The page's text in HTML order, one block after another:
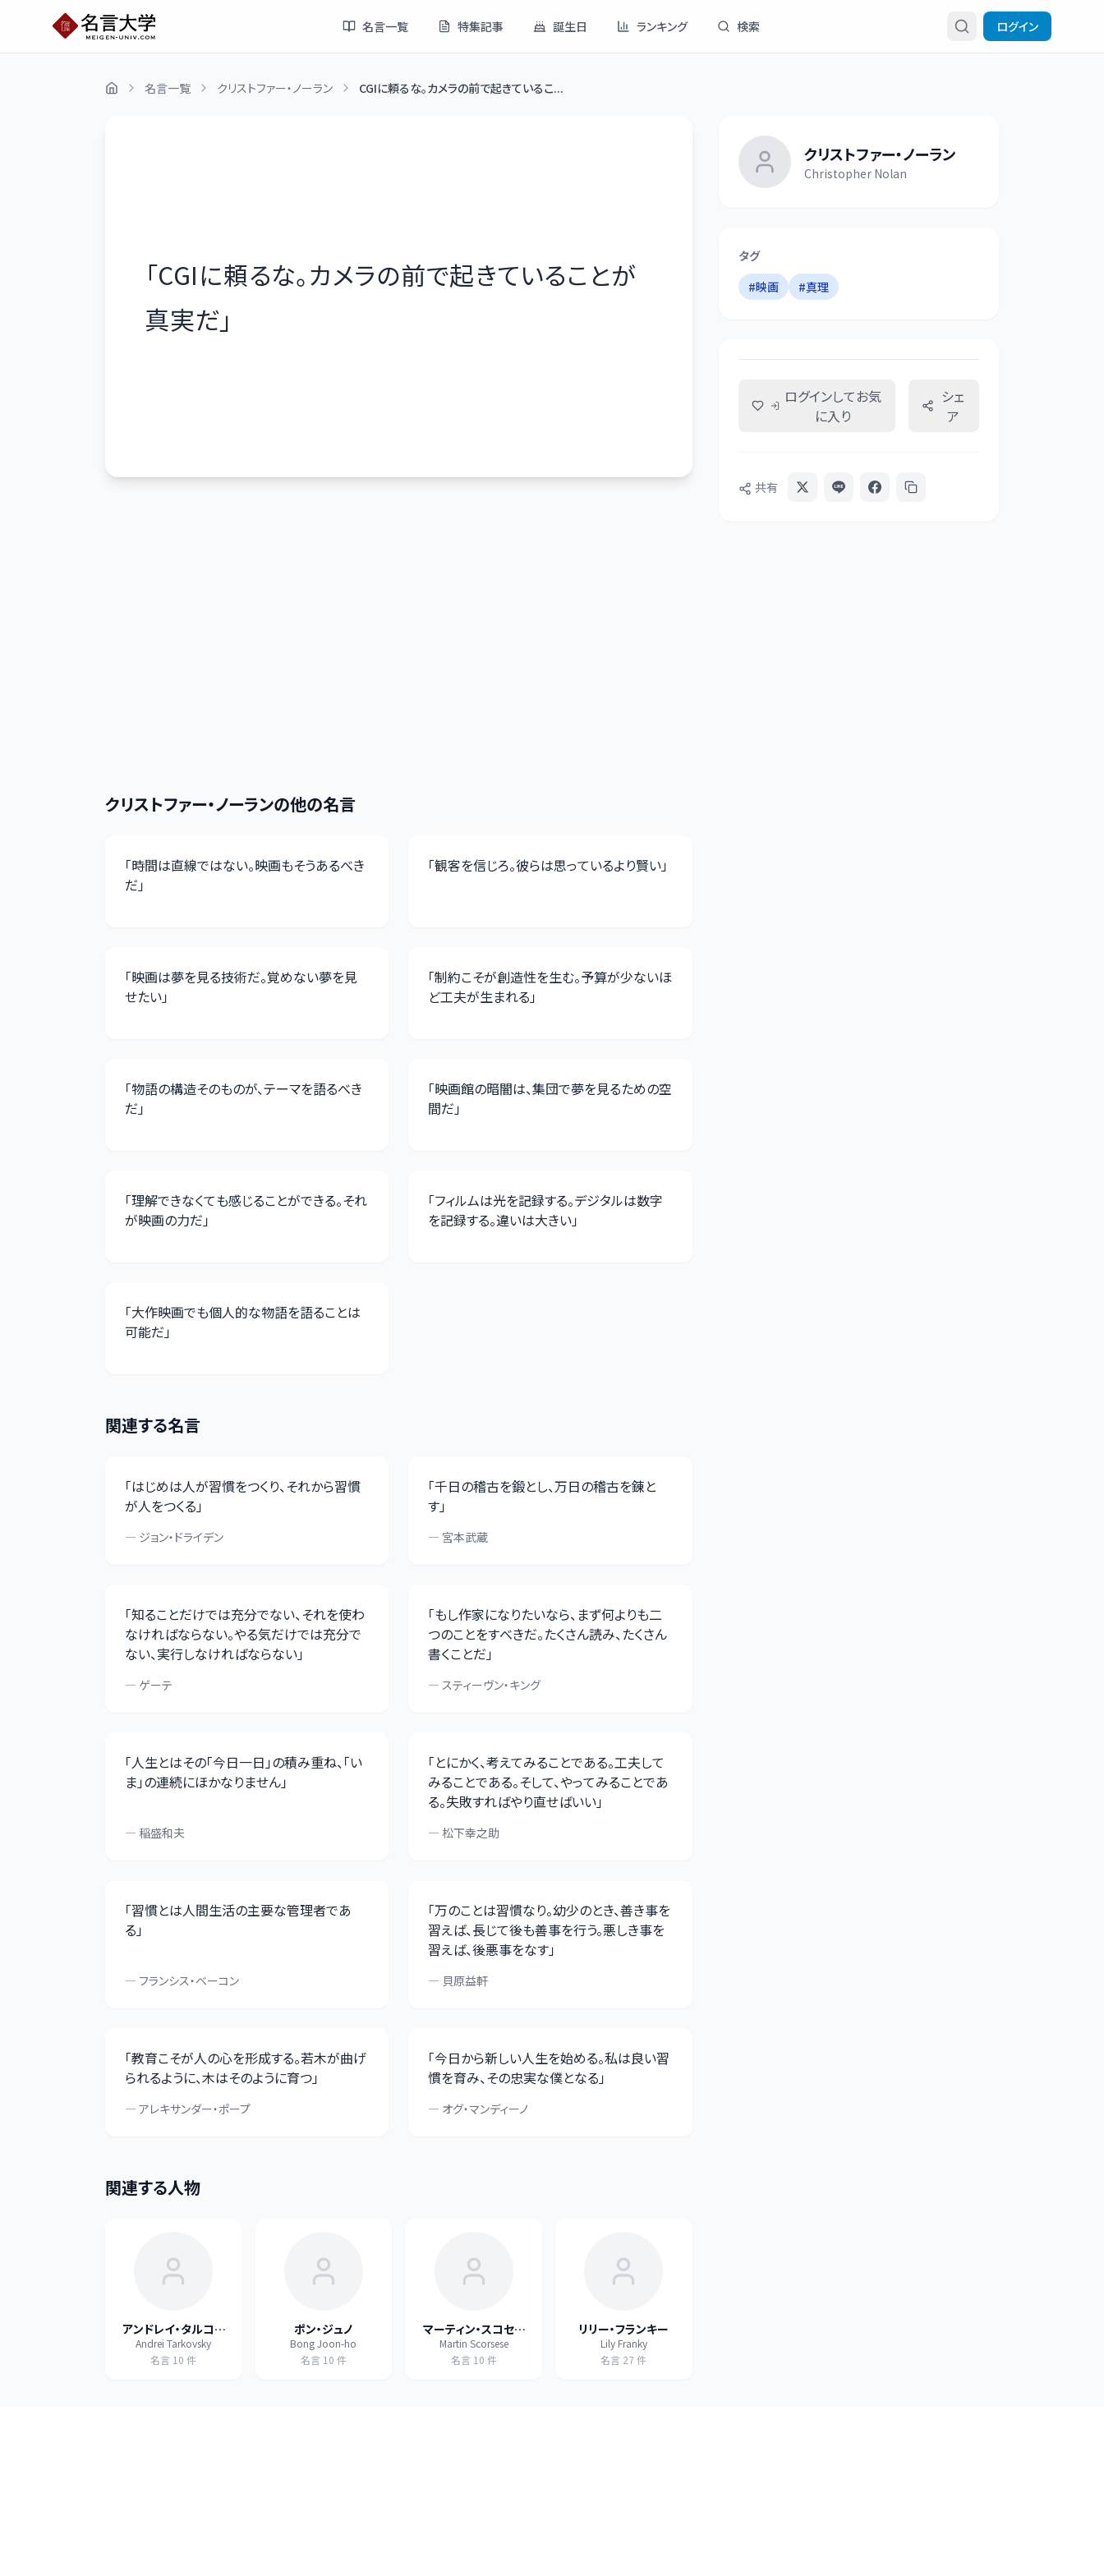
名言一覧 特集記事 誕生日 ランキング 検索 ログイン
名言一覧 クリストファー・ノーラン CGIに頼るな。カメラの前で起きているこ...
「CGIに頼るな。カメラの前で起きていることが
真実だ」
クリストファー・ノーラン
Christopher Nolan
タグ
#映画 #真理
ログインしてお気
に入り
シェ
ア
共有
クリストファー・ノーランの他の名言
「時間は直線ではない。映画もそうあるべき
だ」
「観客を信じろ。彼らは思っているより賢い」
「映画は夢を見る技術だ。覚めない夢を見
せたい」
「制約こそが創造性を生む。予算が少ないほ
ど工夫が生まれる」
「物語の構造そのものが、テーマを語るべき
だ」
「映画館の暗闇は、集団で夢を見るための空
間だ」
「理解できなくても感じることができる。それ
が映画の力だ」
「フィルムは光を記録する。デジタルは数字
を記録する。違いは大きい」
「大作映画でも個人的な物語を語ることは
可能だ」
関連する名言
「はじめは人が習慣をつくり、それから習慣
が人をつくる」
— ジョン・ドライデン
「千日の稽古を鍛とし、万日の稽古を錬と
す」
— 宮本武蔵
「知ることだけでは充分でない、それを使わ
なければならない。やる気だけでは充分で
ない、実行しなければならない」
— ゲーテ
「もし作家になりたいなら、まず何よりも二
つのことをすべきだ。たくさん読み、たくさん
書くことだ」
—スティーヴン・キング
「人生とはその「今日一日」の積み重ね、「い
ま」の連続にほかなりません」
— 稲盛和夫
「とにかく、考えてみることである。工夫して
みることである。そして、やってみることであ
る。失敗すればやり直せばいい」
—松下幸之助
「習慣とは人間生活の主要な管理者であ
る」
— フランシス・ベーコン
「万のことは習慣なり。幼少のとき、善き事を
習えば、長じて後も善事を行う。悪しき事を
習えば、後悪事をなす」
— 貝原益軒
「教育こそが人の心を形成する。若木が曲げ
られるように、木はそのように育つ」
— アレキサンダー・ポープ
「今日から新しい人生を始める。私は良い習
慣を育み、その忠実な僕となる」
— オグ・マンディーノ
関連する人物
アンドレイ・タルコフ
スキー
Andrei Tarkovsky
名言 10 件
ポン・ジュノ
Bong Joon-ho
名言 10 件
マーティン・スコセッ
シ
Martin Scorsese
名言 10 件
リリー・フランキー
Lily Franky
名言 27件